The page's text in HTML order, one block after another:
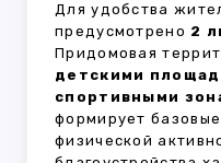
Для удобства
предусмотрено 2
Придомовая
детскими
спортивными
формирует
физической